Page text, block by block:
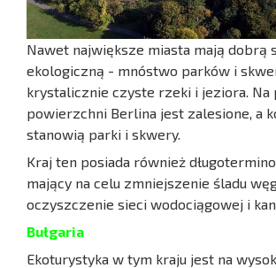
Nawet największe miasta mają dobrą
ekologiczną - mnóstwo parków i
krystalicznie czyste rzeki i jeziora. Na
powierzchni Berlina jest zalesione, a
stanowią parki i skwery.
Kraj ten posiada również
mający na celu zmniejszenie śladu
oczyszczenie sieci wodociągowej i
Bułgaria
Ekoturystyka w tym kraju jest na